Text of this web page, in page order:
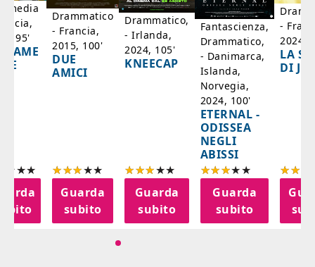
95'
Drammatico
- Francia,
2015, 100'
DUE
AMICI
Guarda
subito
Drammatico,
- Irlanda,
2024, 105'
KNEECAP
Guarda
subito
Fantascienza,
Drammatico,
- Danimarca,
Islanda,
Norvegia,
2024, 100'
ETERNAL -
ODISSEA
NEGLI
ABISSI
Guarda
subito
-
2024,
LA
DI